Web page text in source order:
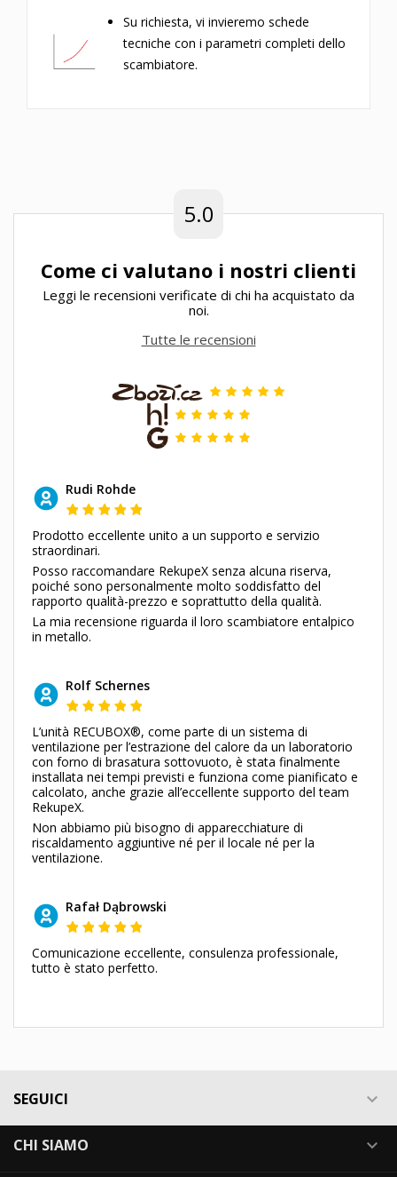
Su richiesta, vi invieremo schede
tecniche con i parametri completi dello
scambiatore.
5.0
Come ci valutano i nostri clienti
Leggi le recensioni verificate di chi ha acquistato da
noi.
Tutte le recensioni
Rudi Rohde
Prodotto eccellente unito a un supporto e servizio
straordinari.
Posso raccomandare RekupeX senza alcuna riserva,
poiché sono personalmente molto soddisfatto del
rapporto qualità-prezzo e soprattutto della qualità.
La mia recensione riguarda il loro scambiatore entalpico
in metallo.
Rolf Schernes
L’unità RECUBOX®, come parte di un sistema di
ventilazione per l’estrazione del calore da un laboratorio
con forno di brasatura sottovuoto, è stata finalmente
installata nei tempi previsti e funziona come pianificato e
calcolato, anche grazie all’eccellente supporto del team
RekupeX.
Non abbiamo più bisogno di apparecchiature di
riscaldamento aggiuntive né per il locale né per la
ventilazione.
Rafał Dąbrowski
Comunicazione eccellente, consulenza professionale,
tutto è stato perfetto.
SEGUICI 
CHI SIAMO 